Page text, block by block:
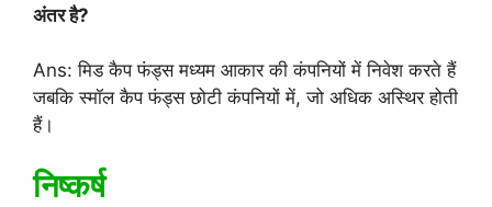
अंतर है?
Ans: मिड कैप फंड्स मध्यम आकार की कंपनियों में निवेश करते हैं
जबकि स्मॉल कैप फंड्स छोटी कंपनियों में, जो अधिक अस्थिर होती
हैं।
निष्कर्ष